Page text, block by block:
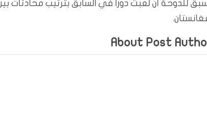
للدوحة أن لعبت دورا في السابق بترتيب محادثات
About Post